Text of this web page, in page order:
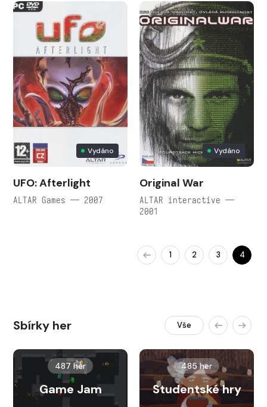
Vydáno
UFO: Afterlight
ALTAR Games — 2007
Vydáno
Original War
ALTAR interactive —
2001
1 2 3 4
Sbírky her Vše
487 her
Game Jam
485 her
Studentské hry